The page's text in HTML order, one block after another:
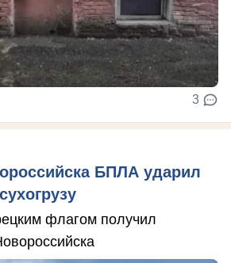
3
БПЛА ударил
флагом получил